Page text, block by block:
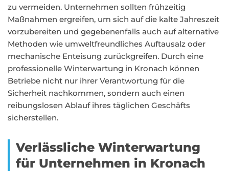
zu vermeiden. Unternehmen sollten frühzeitig
Maßnahmen ergreifen, um sich auf die kalte Jahreszeit
vorzubereiten und gegebenenfalls auch auf alternative
Methoden wie umweltfreundliches Auftausalz oder
mechanische Enteisung zurückgreifen. Durch eine
professionelle Winterwartung in Kronach können
Betriebe nicht nur ihrer Verantwortung für die
Sicherheit nachkommen, sondern auch einen
reibungslosen Ablauf ihres täglichen Geschäfts
sicherstellen.
Verlässliche Winterwartung
für Unternehmen in Kronach